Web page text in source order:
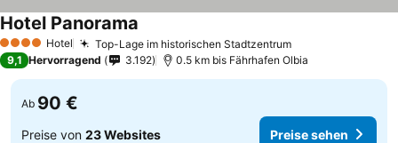
4 Sterne Hotel Top-Lage im historischen Stadtzentrum
Hotel Panorama
9,1 Hervorragend 3.192 0.5 km bis Fährhafen Olbia
Ab 90 €
Preise von 23 Websites Preise sehen